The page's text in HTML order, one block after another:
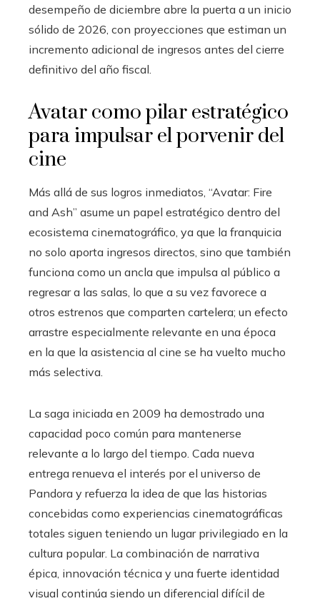
desempeño de diciembre abre la puerta a un inicio
sólido de 2026, con proyecciones que estiman un
incremento adicional de ingresos antes del cierre
definitivo del año fiscal.
Avatar como pilar estratégico
para impulsar el porvenir del
cine
Más allá de sus logros inmediatos, “Avatar: Fire
and Ash” asume un papel estratégico dentro del
ecosistema cinematográfico, ya que la franquicia
no solo aporta ingresos directos, sino que también
funciona como un ancla que impulsa al público a
regresar a las salas, lo que a su vez favorece a
otros estrenos que comparten cartelera; un efecto
arrastre especialmente relevante en una época
en la que la asistencia al cine se ha vuelto mucho
más selectiva.
La saga iniciada en 2009 ha demostrado una
capacidad poco común para mantenerse
relevante a lo largo del tiempo. Cada nueva
entrega renueva el interés por el universo de
Pandora y refuerza la idea de que las historias
concebidas como experiencias cinematográficas
totales siguen teniendo un lugar privilegiado en la
cultura popular. La combinación de narrativa
épica, innovación técnica y una fuerte identidad
visual continúa siendo un diferencial difícil de